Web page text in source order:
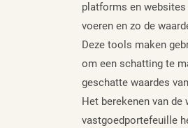
platforms en
voeren en zo de
Deze tools maken
om een schatting te
geschatte waardes
Het berekenen van
vastgoedportefeuille